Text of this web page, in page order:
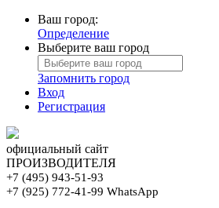
Ваш город:
Определение
Выберите ваш город
Запомнить город
Вход
Регистрация
официальный сайт
ПРОИЗВОДИТЕЛЯ
+7 (495) 943-51-93
+7 (925) 772-41-99 WhatsApp